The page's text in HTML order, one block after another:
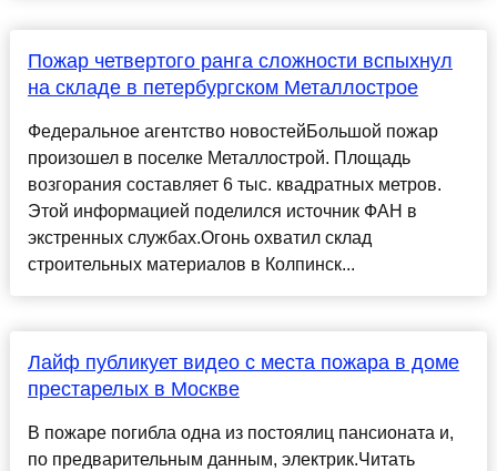
Пожар четвертого ранга сложности вспыхнул
на складе в петербургском Металлострое
Федеральное агентство новостейБольшой пожар
произошел в поселке Металлострой. Площадь
возгорания составляет 6 тыс. квадратных метров.
Этой информацией поделился источник ФАН в
экстренных службах.Огонь охватил склад
строительных материалов в Колпинск...
Лайф публикует видео с места пожара в доме
престарелых в Москве
В пожаре погибла одна из постоялиц пансионата и,
по предварительным данным, электрик.Читать